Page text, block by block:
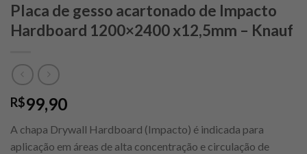
Placa de gesso acartonado de Impacto
Hardboard 1200×2400 x12,5mm – Knauf
R$99,90
A chapa Drywall Hardboard (Impacto) é indicada para
aplicação em áreas de alta concentração e circulação de